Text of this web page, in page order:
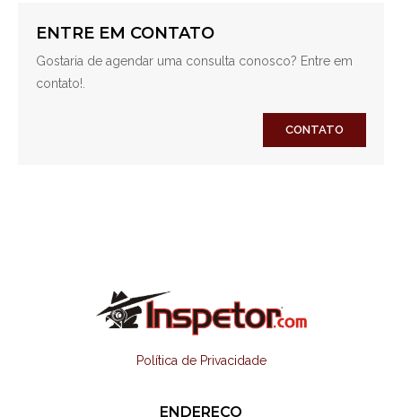
ENTRE EM CONTATO
Gostaria de agendar uma consulta conosco? Entre em
contato!.
CONTATO
Política de Privacidade
ENDEREÇO